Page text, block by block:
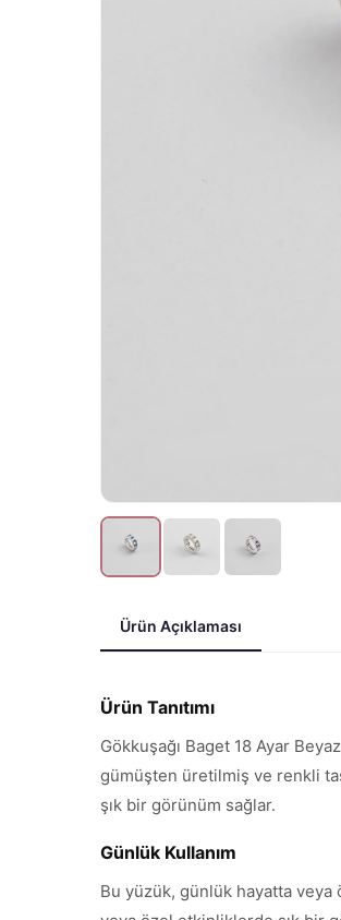
Ürün Açıklaması
Ürün Tanıtımı
Gökkuşağı Baget 18 Ayar
gümüşten üretilmiş ve renkli
şık bir görünüm sağlar.
Günlük Kullanım
Bu yüzük, günlük hayatta